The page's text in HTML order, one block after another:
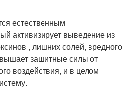
естественным
активизирует выведение из
, лишних солей, вредного
защитные силы от
воздействия, и в целом